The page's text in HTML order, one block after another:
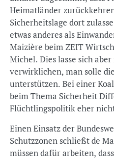
Heimatländer
Sicherheitslage dort
etwas anderes als
Maizière beim ZEIT
Michel. Dies lasse sich
verwirklichen, man solle
unterstützen. Bei einer
beim Thema Sicherheit
Flüchtlingspolitik eher
Einen Einsatz der
Schutzzonen schließt de
müssen dafür arbeiten,